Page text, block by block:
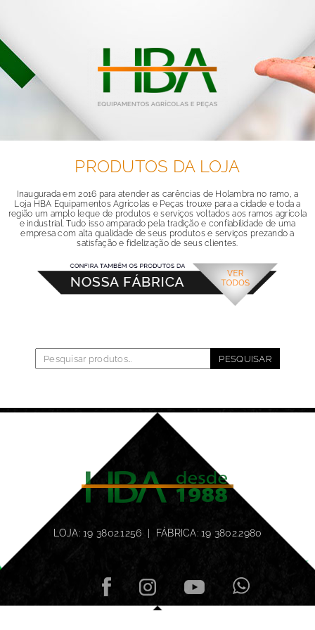
PRODUTOS DA LOJA
Inaugurada em 2016 para atender as carências de Holambra no ramo, a
Loja HBA Equipamentos Agrícolas e Peças trouxe para a cidade e toda a
região um amplo leque de produtos e serviços voltados aos ramos agrícola
e industrial. Tudo isso amparado pela tradição e confiabilidade de uma
empresa com alta qualidade de seus produtos e serviços prezando a
satisfação e fidelização de seus clientes.
PESQUISAR
LOJA: 19 3802.1256 | FÁBRICA: 19 3802.2980